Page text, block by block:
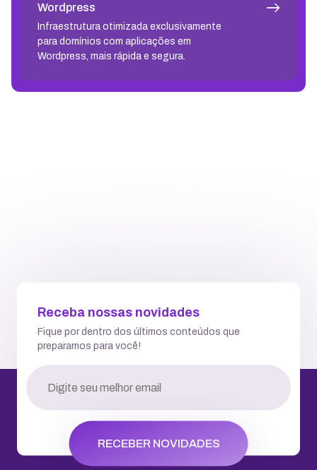
Wordpress
Infraestrutura otimizada exclusivamente
para domínios com aplicações em
Wordpress, mais rápida e segura.
Receba nossas novidades
Fique por dentro dos últimos conteúdos que
preparamos para você!
RECEBER NOVIDADES